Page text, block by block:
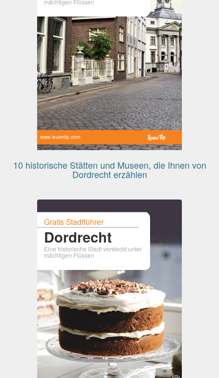
mächtigen Flüssen
www.leuketip.com
10 historische Stätten und Museen, die Ihnen von
Dordrecht erzählen
Gratis Stadtführer
Dordrecht
Eine historische Stadt versteckt unter
mächtigen Flüssen